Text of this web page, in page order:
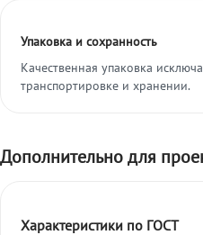
Упаковка и сохранность
Качественная упаковка
транспортировке и хранении.
Дополнительно для
Характеристики по ГОСТ